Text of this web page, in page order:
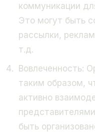
коммуникации
Это могут быть
рассылки,
т.д.
Вовлеченность:
таким образом,
активно
быть